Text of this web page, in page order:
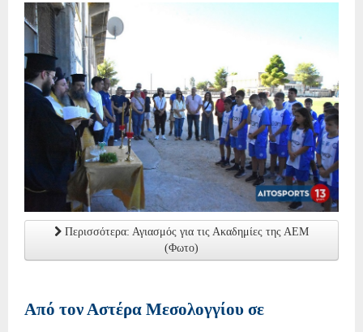
Περισσότερα: Αγιασμός για τις Ακαδημίες της ΑΕΜ
(Φωτο)
Από τον Αστέρα Μεσολογγίου σε